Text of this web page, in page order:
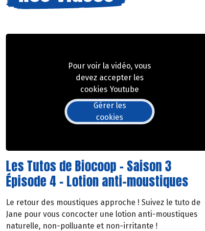
Pour voir la vidéo, vous
devez accepter les
cookies Youtube
Gérer les
cookies
Les Tutos de Biocoop - Saison 3
Épisode 4 - Lotion anti-moustiques
Le retour des moustiques approche ! Suivez le tuto de
Jane pour vous concocter une lotion anti-moustiques
naturelle, non-polluante et non-irritante !